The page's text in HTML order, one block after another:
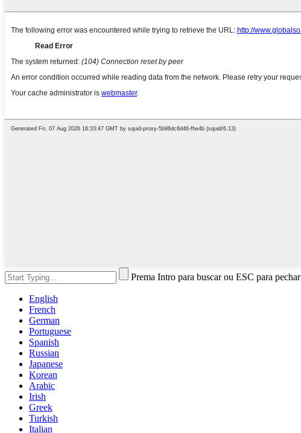
Prema Intro para buscar ou ESC para pechar
English
French
German
Portuguese
Spanish
Russian
Japanese
Korean
Arabic
Irish
Greek
Turkish
Italian